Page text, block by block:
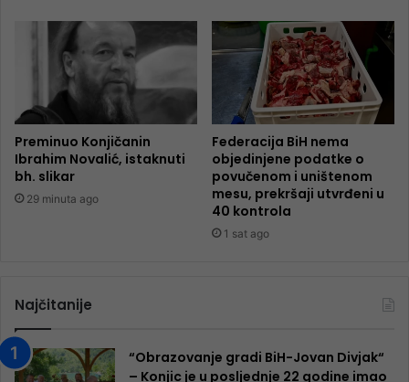
Preminuo Konjičanin
Ibrahim Novalić, istaknuti
bh. slikar
29 minuta ago
Federacija BiH nema
objedinjene podatke o
povučenom i uništenom
mesu, prekršaji utvrđeni u
40 kontrola
1 sat ago
Najčitanije
“Obrazovanje gradi BiH-Jovan Divjak“
– Konjic je u posljednje 22 godine imao